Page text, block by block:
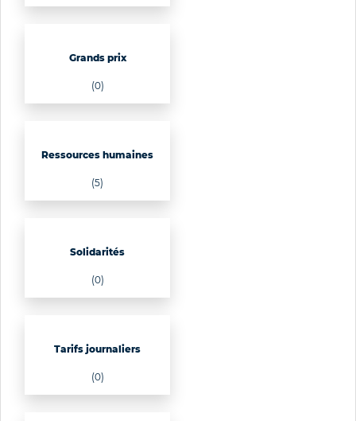
Grands prix
(0)
Ressources humaines
(5)
Solidarités
(0)
Tarifs journaliers
(0)